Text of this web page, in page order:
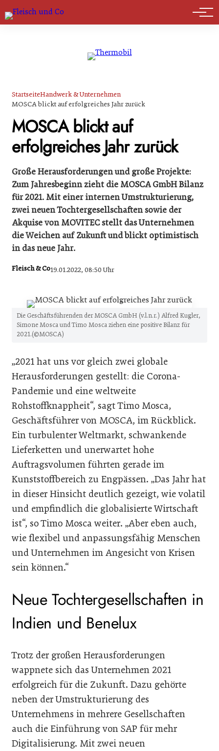
Marktführer
StartseiteHandwerk & Unternehmen
MOSCA blickt auf erfolgreiches Jahr zurück
MOSCA blickt auf
erfolgreiches Jahr zurück
Große Herausforderungen und große Projekte:
Zum Jahresbeginn zieht die MOSCA GmbH Bilanz
für 2021. Mit einer internen Umstrukturierung,
zwei neuen Tochtergesellschaften sowie der
Akquise von MOVITEC stellt das Unternehmen
die Weichen auf Zukunft und blickt optimistisch
in das neue Jahr.
Fleisch & Co19.01.2022, 08:50 Uhr
Die Geschäftsführenden der MOSCA GmbH (v.l.n.r.) Alfred Kugler,
Simone Mosca und Timo Mosca ziehen eine positive Bilanz für
2021.(©MOSCA)
„2021 hat uns vor gleich zwei globale
Herausforderungen gestellt: die Corona-
Pandemie und eine weltweite
Rohstoffknappheit“, sagt Timo Mosca,
Geschäftsführer von MOSCA, im Rückblick.
Ein turbulenter Weltmarkt, schwankende
Lieferketten und unerwartet hohe
Auftragsvolumen führten gerade im
Kunststoffbereich zu Engpässen. „Das Jahr hat
in dieser Hinsicht deutlich gezeigt, wie volatil
und empfindlich die globalisierte Wirtschaft
ist“, so Timo Mosca weiter. „Aber eben auch,
wie flexibel und anpassungsfähig Menschen
und Unternehmen im Angesicht von Krisen
sein können.“
Neue Tochtergesellschaften in
Indien und Benelux
Trotz der großen Herausforderungen
wappnete sich das Unternehmen 2021
erfolgreich für die Zukunft. Dazu gehörte
neben der Umstrukturierung des
Unternehmens in mehrere Gesellschaften
auch die Einführung von SAP für mehr
Digitalisierung. Mit zwei neuen